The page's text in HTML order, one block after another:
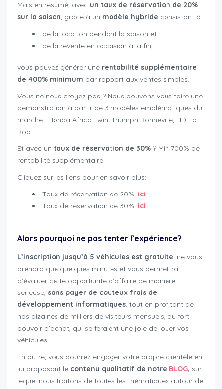
Mais en résumé, avec un taux de réservation de 20%
sur la saison, grâce à un modèle hybride consistant à
de la location pendant la saison et
de la revente en occasion à la fin,
vous pouvez générer une rentabilité supplémentaire
de 400% minimum par rapport aux ventes simples.
Vous ne nous croyez pas ? Nous pouvons vous faire une
démonstration à partir de 3 modèles emblématiques du
marché : Honda Africa Twin, Triumph Bonneville, HD Fat
Bob.
Et avec un taux de réservation de 30% ? Min 700% de
rentabilité supplémentaire!
Cliquez sur les liens pour en savoir plus:
Taux de réservation de 20%: ici
Taux de réservation de 30%: ici
Alors pourquoi ne pas tenter l’expérience?
L’inscription jusqu’à 5 véhicules est gratuite, ne vous
prendra que quelques minutes et vous permettra
d’évaluer cette opportunité d’affaire de manière
sérieuse, sans payer de couteux frais de
développement informatiques, tout en profitant de
nos dizaines de milliers de visiteurs mensuels, au fort
pouvoir d’achat, qui se feraient une joie de louer vos
véhicules.
En outre, vous pourrez engager votre propre clientèle en
lui proposant le contenu qualitatif de notre BLOG, sur
lequel nous traitons de toutes les thématiques autour de